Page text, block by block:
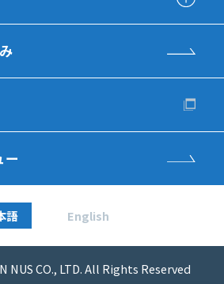
ー
語 English
NUS CO., LTD. All Rights Reserved